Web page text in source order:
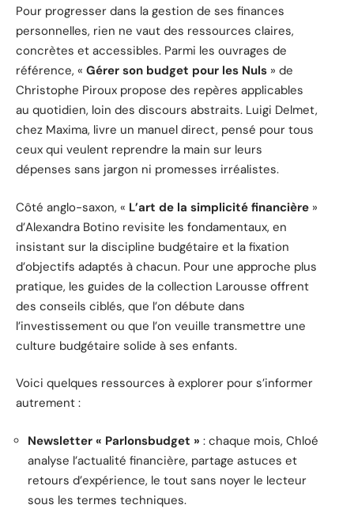
Pour progresser dans la gestion de ses finances
personnelles, rien ne vaut des ressources claires,
concrètes et accessibles. Parmi les ouvrages de
référence, « Gérer son budget pour les Nuls » de
Christophe Piroux propose des repères applicables
au quotidien, loin des discours abstraits. Luigi Delmet,
chez Maxima, livre un manuel direct, pensé pour tous
ceux qui veulent reprendre la main sur leurs
dépenses sans jargon ni promesses irréalistes.
Côté anglo-saxon, « L’art de la simplicité financière »
d’Alexandra Botino revisite les fondamentaux, en
insistant sur la discipline budgétaire et la fixation
d’objectifs adaptés à chacun. Pour une approche plus
pratique, les guides de la collection Larousse offrent
des conseils ciblés, que l’on débute dans
l’investissement ou que l’on veuille transmettre une
culture budgétaire solide à ses enfants.
Voici quelques ressources à explorer pour s’informer
autrement :
Newsletter « Parlonsbudget » : chaque mois, Chloé
analyse l’actualité financière, partage astuces et
retours d’expérience, le tout sans noyer le lecteur
sous les termes techniques.